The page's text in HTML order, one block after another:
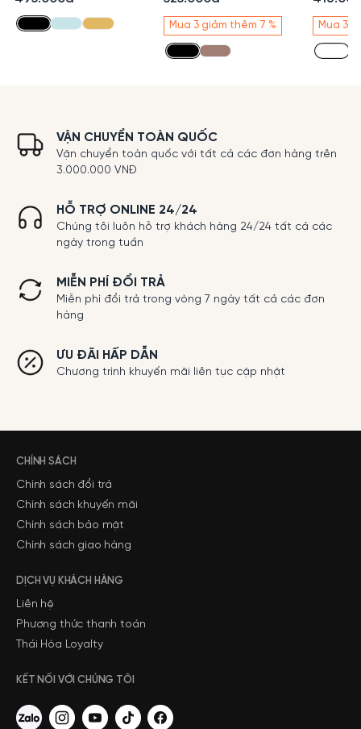
trên rốn 1 cúc lệch
trên rốn Thái Hòa
Mua 3 giảm thêm 7 %
có
phối
Mua 3
VẬN CHUYỂN TOÀN QUỐC
Vận chuyển toàn quốc với tất cả các đơn hàng trên
3.000.000 VNĐ
HỖ TRỢ ONLINE 24/24
Chúng tôi luôn hỗ trợ khách hàng 24/24 tất cả các
ngày trong tuần
MIỄN PHÍ ĐỔI TRẢ
Miễn phí đổi trả trong vòng 7 ngày tất cả các đơn
hàng
ƯU ĐÃI HẤP DẪN
Chương trình khuyến mãi liên tục cập nhật
CHÍNH SÁCH
Chính sách đổi trả
Chính sách khuyến mãi
Chính sách bảo mật
Chính sách giao hàng
DỊCH VỤ KHÁCH HÀNG
Liên hệ
Phương thức thanh toán
Thái Hòa Loyalty
KẾT NỐI VỚI CHÚNG TÔI